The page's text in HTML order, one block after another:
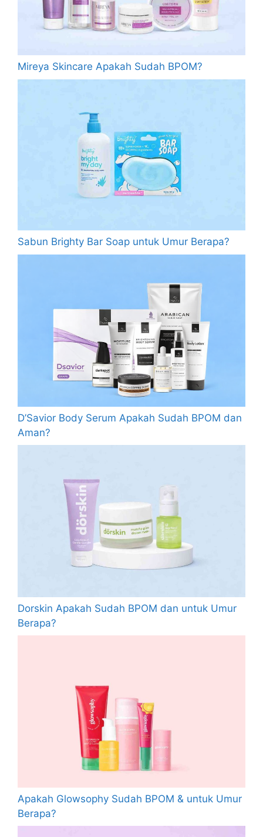
Mireya Skincare Apakah Sudah BPOM?
Sabun Brighty Bar Soap untuk Umur Berapa?
D’Savior Body Serum Apakah Sudah BPOM dan
Aman?
Dorskin Apakah Sudah BPOM dan untuk Umur
Berapa?
Apakah Glowsophy Sudah BPOM & untuk Umur
Berapa?